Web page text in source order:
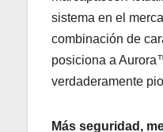
sistema en el
combinación de
posiciona a
verdaderamente
Más seguridad,